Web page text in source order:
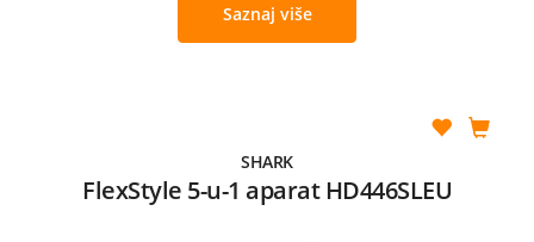
Saznaj više
SHARK
FlexStyle 5-u-1 aparat HD446SLEU